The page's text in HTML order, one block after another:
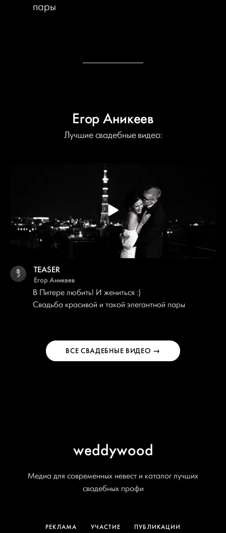
пары
Егор Аникеев
Лучшие свадебные видео:
TEASER
Егор Аникеев
В Питере любить! И жениться :)
Свадьба красивой и такой элегантной пары
ВСЕ СВАДЕБНЫЕ ВИДЕО →
weddywood
Медиа для современных невест и каталог лучших
свадебных профи
РЕКЛАМА УЧАСТИЕ ПУБЛИКАЦИИ